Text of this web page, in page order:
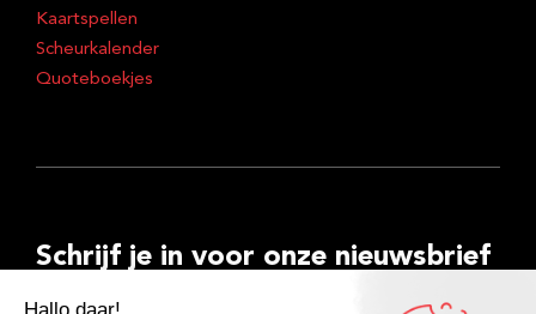
Kaartspellen
Scheurkalender
Quoteboekjes
Schrijf je in voor onze nieuwsbrief